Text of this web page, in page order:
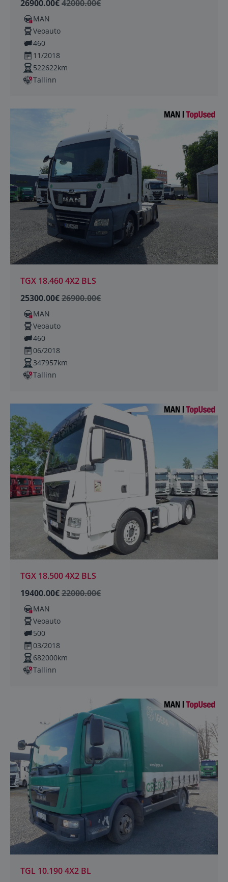
26900.00€42000.00€
MAN
Veoauto
460
11/2018
522622km
Tallinn
TGX 18.460 4X2 BLS
25300.00€26900.00€
MAN
Veoauto
460
06/2018
347957km
Tallinn
TGX 18.500 4X2 BLS
19400.00€22000.00€
MAN
Veoauto
500
03/2018
682000km
Tallinn
TGL 10.190 4X2 BL